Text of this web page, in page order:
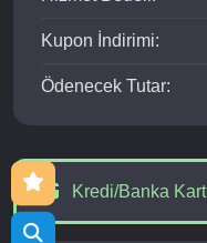
Kupon İndirimi:
Ödenecek Tutar:
Kredi/Banka